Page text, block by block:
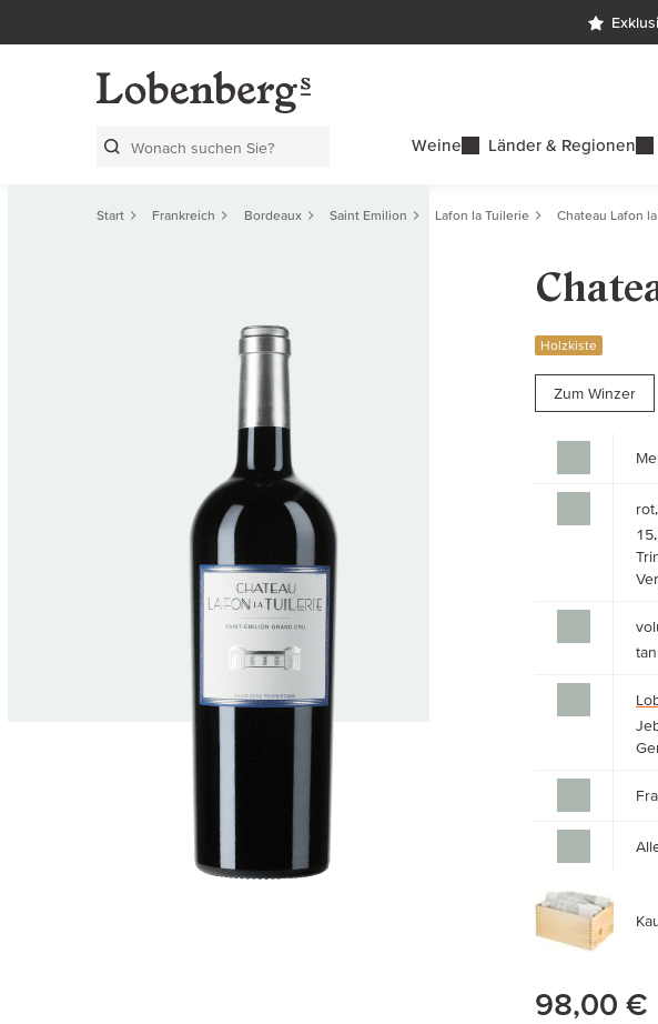
Weine Länder & Regionen
Start Frankreich Bordeaux Saint Emilion Lafon la Tuilerie Chateau Lafon
Holzkiste
Zum Winzer
98,00 €